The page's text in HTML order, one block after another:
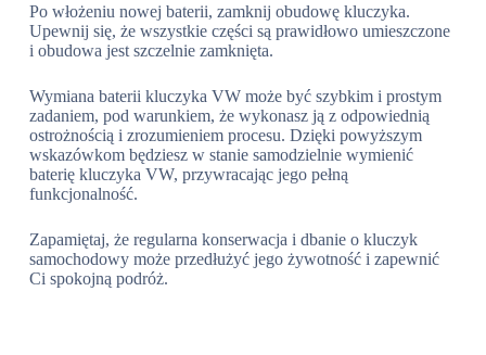
Po włożeniu nowej baterii, zamknij obudowę kluczyka.
Upewnij się, że wszystkie części są prawidłowo umieszczone
i obudowa jest szczelnie zamknięta.
Wymiana baterii kluczyka VW może być szybkim i prostym
zadaniem, pod warunkiem, że wykonasz ją z odpowiednią
ostrożnością i zrozumieniem procesu. Dzięki powyższym
wskazówkom będziesz w stanie samodzielnie wymienić
baterię kluczyka VW, przywracając jego pełną
funkcjonalność.
Zapamiętaj, że regularna konserwacja i dbanie o kluczyk
samochodowy może przedłużyć jego żywotność i zapewnić
Ci spokojną podróż.